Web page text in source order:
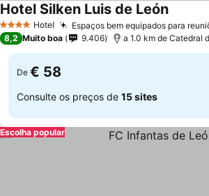
4 EstrelasHotel Espaços bem equipados para
Hotel Silken Luis de León
8,2 Muito boa 9.406 a 1.0 km de Catedral
De € 58
Consulte os preços de 15 sites
Escolha popular